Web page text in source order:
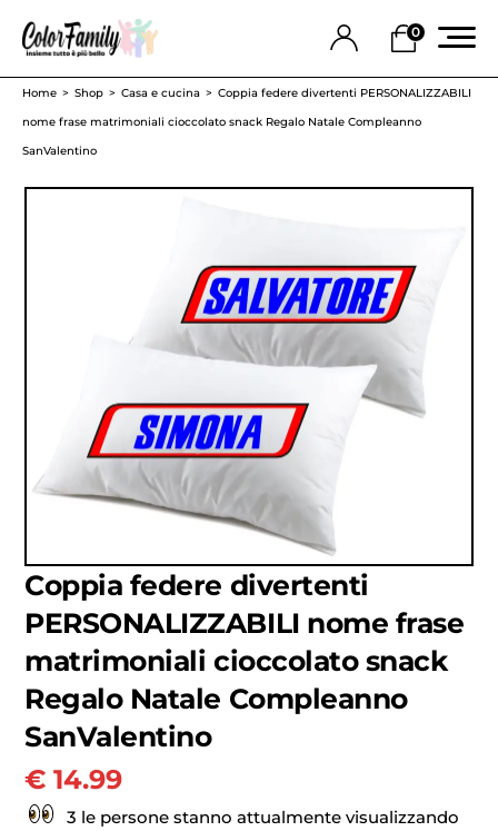
0
Home Shop Casa e cucina
Coppia federe divertenti PERSONALIZZABILI
nome frase matrimoniali cioccolato snack Regalo Natale Compleanno
SanValentino
Coppia federe divertenti
PERSONALIZZABILI nome frase
matrimoniali cioccolato snack
Regalo Natale Compleanno
SanValentino
€ 14.99
3 le persone stanno attualmente visualizzando